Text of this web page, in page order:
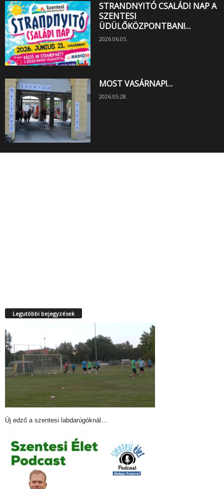
STRANDNYITÓ CSALÁDI NAP A
SZENTESI
ÜDÜLŐKÖZPONTBAN!…
2026.06.05.
MOST VASÁRNAP!…
2026.05.28.
Legutóbbi bejegyzések
Új edző a szentesi labdarúgóknál…